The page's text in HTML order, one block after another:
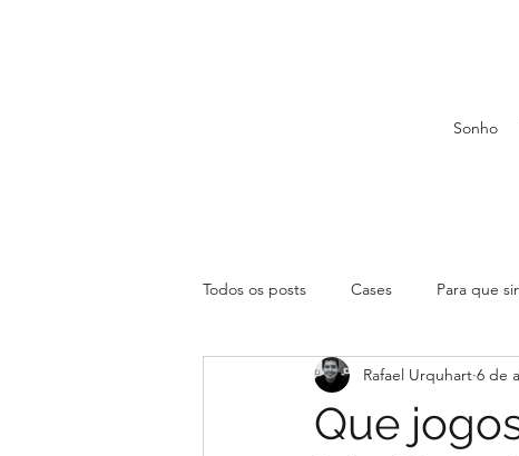
Sonho
Todos os posts Cases Para que
Que
Rafael Urquhart 6 de